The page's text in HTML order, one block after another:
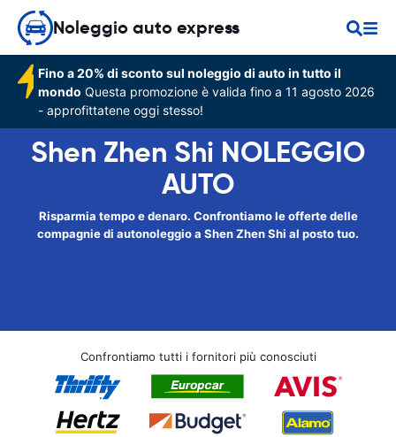
Noleggio auto express
Fino a 20% di sconto sul noleggio di auto in tutto il
mondo Questa promozione è valida fino a 11 agosto 2026
- approfittatene oggi stesso!
Shen Zhen Shi NOLEGGIO
AUTO
Risparmia tempo e denaro. Confrontiamo le offerte delle
compagnie di autonoleggio a Shen Zhen Shi al posto tuo.
Confrontiamo tutti i fornitori più conosciuti